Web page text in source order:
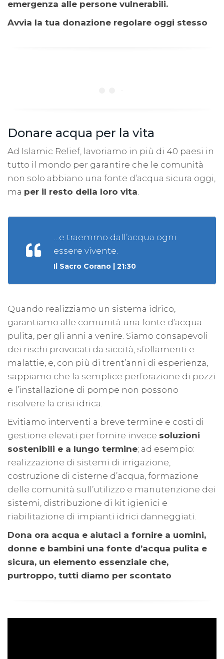
emergenza alle persone vulnerabili.
Avvia la tua donazione regolare oggi stesso
Donare acqua per la vita
Ad Islamic Relief, lavoriamo in più di 40 paesi in
tutto il mondo per garantire che le comunità
non solo abbiano una fonte d’acqua sicura oggi,
ma per il resto della loro vita
…e traemmo dall’acqua ogni
essere vivente.
Il Sacro Corano | 21:30
Quando realizziamo un sistema idrico,
garantiamo alle comunità una fonte d’acqua
pulita, per gli anni a venire. Siamo consapevoli
dei rischi provocati da siccità, sfollamenti e
malattie, e, con più di trent’anni di esperienza,
sappiamo che la semplice perforazione di pozzi
e l’installazione di pompe non possono
risolvere la crisi idrica.
Evitiamo interventi a breve termine e costi di
gestione elevati per fornire invece soluzioni
sostenibili e a lungo termine; ad esempio:
realizzazione di sistemi di irrigazione,
costruzione di cisterne d’acqua, formazione
delle comunità sull’utilizzo e manutenzione dei
sistemi, distribuzione di kit igienici e
riabilitazione di impianti idrici danneggiati.
Dona ora acqua e aiutaci a fornire a uomini,
donne e bambini una fonte d’acqua pulita e
sicura, un elemento essenziale che,
purtroppo, tutti diamo per scontato